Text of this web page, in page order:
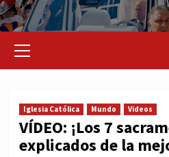
Menu
Iglesia Católica Mundo Videos
VÍDEO: ¡Los 7
explicados de la